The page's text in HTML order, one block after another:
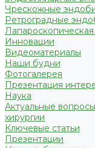
Чрескожные
Ретроградные
Инновации
Видеоматериалы
Наши будни
Фотогалерея
Презентация
Наука
Актуальные
хирургии
Ключевые статьи
Презентации